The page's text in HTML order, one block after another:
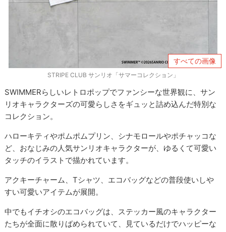
すべての画像
STRIPE CLUB サンリオ「サマーコレクション」
SWIMMERらしいレトロポップでファンシーな世界観に、サン
リオキャラクターズの可愛らしさをギュッと詰め込んだ特別な
コレクション。
ハローキティやポムポムプリン、シナモロールやポチャッコな
ど、おなじみの人気サンリオキャラクターが、ゆるくて可愛い
タッチのイラストで描かれています。
アクキーチャーム、Tシャツ、エコバッグなどの普段使いしや
すい可愛いアイテムが展開。
中でもイチオシのエコバッグは、ステッカー風のキャラクター
たちが全面に散りばめられていて、見ているだけでハッピーな